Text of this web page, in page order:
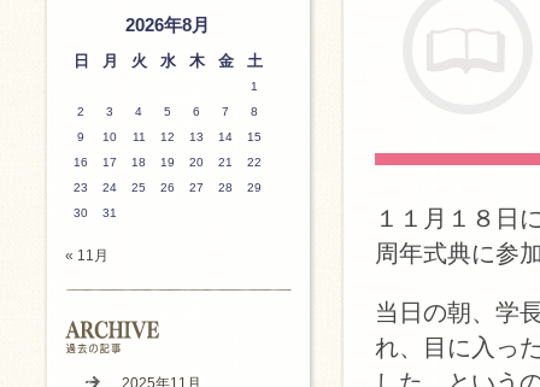
１１月１８日
周年式典に参
当日の朝、学
れ、目に入っ
2026年8月
日 月 火 水 木 金 土
1
2
3 4 5 6 7
8
9
10 11 12 13 14
15
16
17 18 19 20 21
22
23
24 25 26 27 28
29
30
31
« 11月
2025年11月